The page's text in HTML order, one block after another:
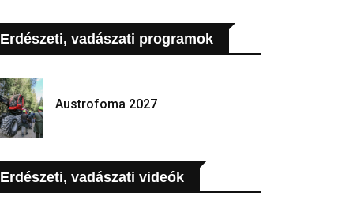
Erdészeti, vadászati programok
Austrofoma 2027
Erdészeti, vadászati videók